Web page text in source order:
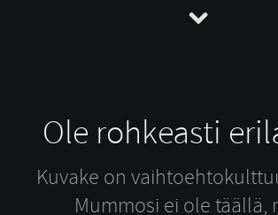
Ole rohkeasti
Kuvake on
Mummosi ei ole täällä,